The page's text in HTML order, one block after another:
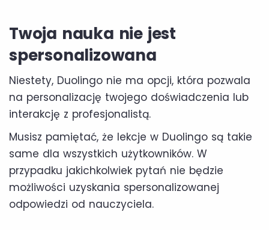
Twoja nauka nie jest
spersonalizowana
Niestety, Duolingo nie ma opcji, która pozwala
na personalizację twojego doświadczenia lub
interakcję z profesjonalistą.
Musisz pamiętać, że lekcje w Duolingo są takie
same dla wszystkich użytkowników. W
przypadku jakichkolwiek pytań nie będzie
możliwości uzyskania spersonalizowanej
odpowiedzi od nauczyciela.